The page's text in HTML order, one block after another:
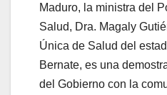
Maduro, la ministra del
Salud, Dra. Magaly
Única de Salud del
Bernate, es una
del Gobierno con la